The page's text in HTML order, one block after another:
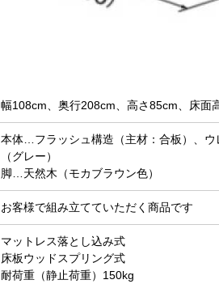
幅108cm、奥行208cm、高さ85cm、床面
本体…フラッシュ構造（主材：合板）、
（グレー）
脚…天然木（モカブラウン色）
お客様で組み立てていただく商品です
マットレス落とし込み式
床板ウッドスプリング式
耐荷重（静止荷重）150kg